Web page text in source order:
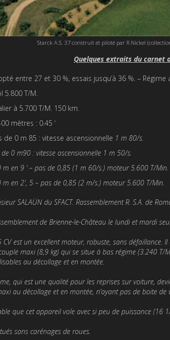
Starck A.S. 37 construit et piloté par R.Nickel
Quelques extraits du carnet
entre 27 et 30 %, essais jusqu’à 36 %. – Régime
5.800 T/M.
à 5.700 T/M. 150 km.
mètres : 0.45 ‘
de 0 m 85 : vitesse ascensionnelle 1 m 80/s.
0 m90 : vitesse ascensionnelle 1 m 50/s.
en 9 ‘ – pas de 0,85 (1 m 60/s.) moteur 5.600 T/Min.
en 2′, 5 – pas de 0,85 (2 m/s.) moteur 5.600 T/Min.
SALAÜN du SFACT. Rassemblement R. S.A. de
de Brienne-­le-Château le lundi et mardi
CV est un excellent mo­teur, robuste, sans défaillance.
maxi (8,9 kg) qui se situe à bas régime (3.240 T/
au décollage et en montée.
qui est une qualité pour les reprises sur voiture,
au décollage et en montée, n’ayant pas de boite de
que cet appareil vole avec si peu de puissance (16
sans carénages de roues.